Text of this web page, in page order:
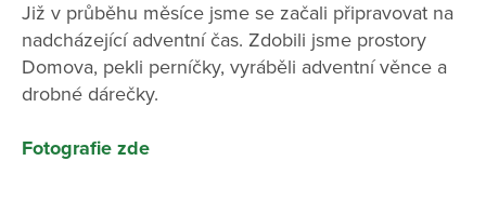
Již v průběhu měsíce jsme se začali připravovat na
nadcházející adventní čas. Zdobili jsme prostory
Domova, pekli perníčky, vyráběli adventní věnce a
drobné dárečky.
Fotografie zde